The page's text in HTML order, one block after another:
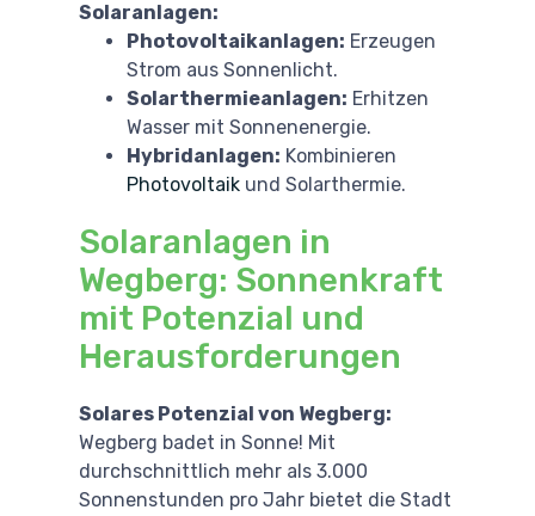
Solaranlagen:
Photovoltaikanlagen: Erzeugen
Strom aus Sonnenlicht.
Solarthermieanlagen: Erhitzen
Wasser mit Sonnenenergie.
Hybridanlagen: Kombinieren
Photovoltaik und Solarthermie.
Solaranlagen in
Wegberg: Sonnenkraft
mit Potenzial und
Herausforderungen
Solares Potenzial von Wegberg:
Wegberg badet in Sonne! Mit
durchschnittlich mehr als 3.000
Sonnenstunden pro Jahr bietet die Stadt